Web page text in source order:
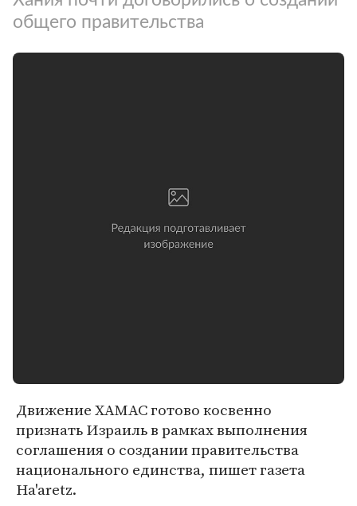
общего правительства
Движение ХАМАС готово косвенно
признать Израиль в рамках выполнения
соглашения о создании правительства
национального единства, пишет газета
Ha'aretz.